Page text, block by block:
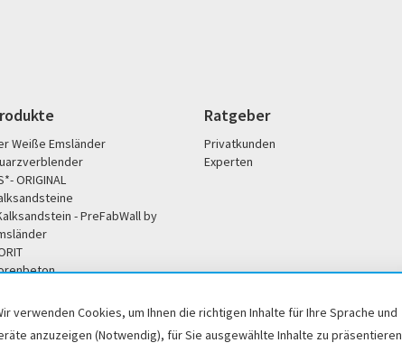
verwenden Cookies, um Ihnen die richtigen Inhalte für Ihre Sprache und
anzuzeigen (Notwendig), für Sie ausgewählte Inhalte zu präsentieren
Weiße Emsländer
ORIGINAL
- PreFabWall by
Ratgeber
Privatkunden
Experten
Philosophie
Service
Broschüren / Downloads